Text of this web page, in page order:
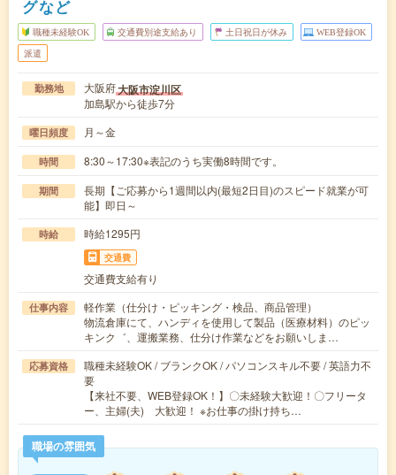
グなど
職種未経験OK 交通費別途支給あり 土日祝日が休み WEB登録OK
派遣
勤務地 大阪府大阪市淀川区
加島駅から徒歩7分
曜日頻度 月～金
時間 8:30～17:30※表記のうち実働8時間です。
期間
長期【ご応募から1週間以内(最短2日目)のスピード就業が可
能】即日～
時給 時給1295円
交通費
交通費支給有り
仕事内容
軽作業（仕分け・ピッキング・検品、商品管理）
物流倉庫にて、ハンディを使用して製品（医療材料）のピッ
キンク゛、運搬業務、仕分け作業などをお願いしま…
応募資格
職種未経験OK / ブランクOK / パソコンスキル不要 / 英語力不
要
【来社不要、WEB登録OK！】〇未経験大歓迎！〇フリータ
ー、主婦(夫) 大歓迎！ ※お仕事の掛け持ち…
職場の雰囲気